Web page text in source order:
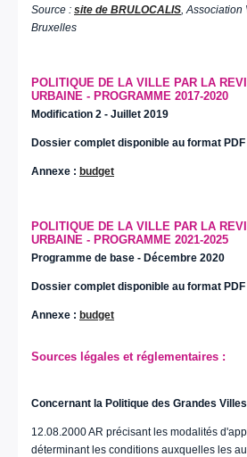
Source : site de BRULOCALIS, Association
Bruxelles
POLITIQUE DE LA VILLE PAR LA
URBAINE - PROGRAMME 2017-2020
Modification 2 - Juillet 2019
Dossier complet disponible au format PDF
Annexe : budget
POLITIQUE DE LA VILLE PAR LA
URBAINE - PROGRAMME 2021-2025
Programme de base - Décembre 2020
Dossier complet disponible au format PDF
Annexe : budget
Sources légales et réglementaires :
Concernant la Politique des Grandes Villes
12.08.2000 AR précisant les modalités
déterminant les conditions auxquelles les